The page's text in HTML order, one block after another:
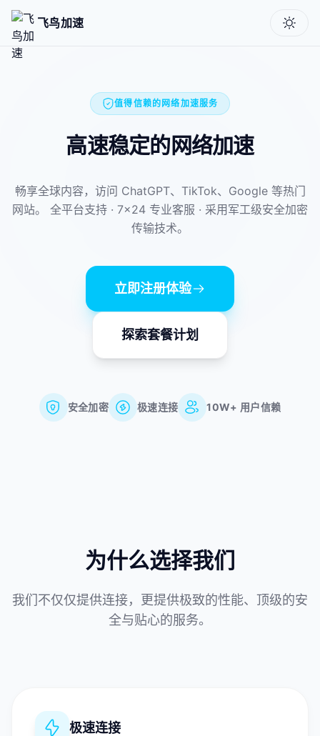
飞鸟加速
值得信赖的网络加速服务
高速稳定的网络加速
畅享全球内容，访问 ChatGPT、TikTok、Google 等热门
网站。
全平台支持 · 7×24 专业客服 · 采用军工级安全加密
传输技术。
立即注册体验
探索套餐计划
安全加密 极速连接 10W+ 用户信赖
为什么选择我们
我们不仅仅提供连接，更提供极致的性能、顶级的安
全与贴心的服务。
极速连接